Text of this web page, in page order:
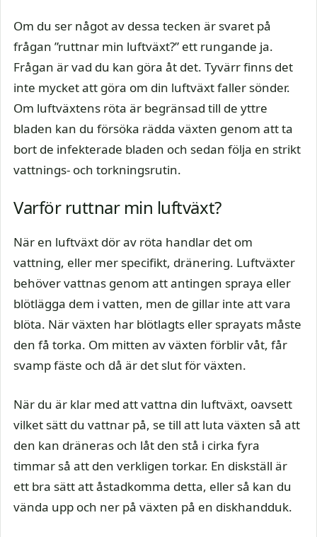
Om du ser något av dessa tecken är svaret på
frågan ”ruttnar min luftväxt?” ett rungande ja.
Frågan är vad du kan göra åt det. Tyvärr finns det
inte mycket att göra om din luftväxt faller sönder.
Om luftväxtens röta är begränsad till de yttre
bladen kan du försöka rädda växten genom att ta
bort de infekterade bladen och sedan följa en strikt
vattnings- och torkningsrutin.
Varför ruttnar min luftväxt?
När en luftväxt dör av röta handlar det om
vattning, eller mer specifikt, dränering. Luftväxter
behöver vattnas genom att antingen spraya eller
blötlägga dem i vatten, men de gillar inte att vara
blöta. När växten har blötlagts eller sprayats måste
den få torka. Om mitten av växten förblir våt, får
svamp fäste och då är det slut för växten.
När du är klar med att vattna din luftväxt, oavsett
vilket sätt du vattnar på, se till att luta växten så att
den kan dräneras och låt den stå i cirka fyra
timmar så att den verkligen torkar. En diskställ är
ett bra sätt att åstadkomma detta, eller så kan du
vända upp och ner på växten på en diskhandduk.